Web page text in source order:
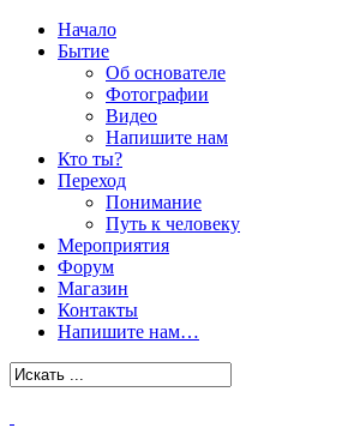
Начало
Бытие
Об основателе
Фотографии
Видео
Напишите нам
Кто ты?
Переход
Понимание
Путь к человеку
Мероприятия
Форум
Магазин
Контакты
Напишите нам…